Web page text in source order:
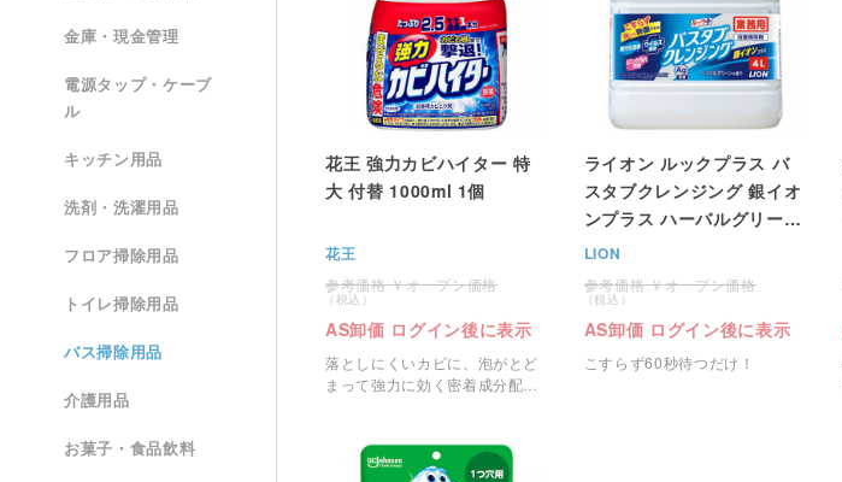
花王 強力カビハイター 特
大 付替 1000ml 1個
花王
オープン価格
AS卸価 ログイン後に表示
落としにくいカビに、泡がとど
まって強力に効く密着成分配
ライオン ルックプラス バ
スタブクレンジング 銀イオ
ンプラス ハーバルグリーン
の香り 業務用 4L 1本
LION
オープン価格
AS卸価 ログイン後に表示
こすらず60秒待つだけ！
金庫・現金管理
電源タップ・ケーブ
ル
キッチン用品
洗剤・洗濯用品
フロア掃除用品
トイレ掃除用品
バス掃除用品
介護用品
お菓子・食品飲料